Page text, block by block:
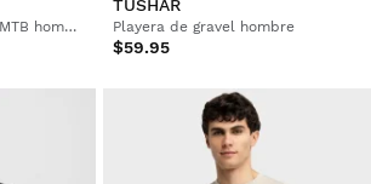
Camiseta manga larga MTB hombre
TUSHAR
Playera de gravel hombre
$59.95